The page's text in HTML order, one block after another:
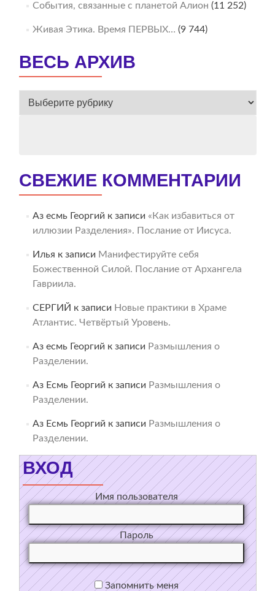
События, связанные с планетой Алион (11 252)
Живая Этика. Время ПЕРВЫХ… (9 744)
ВЕСЬ АРХИВ
ВЕСЬ
СВЕЖИЕ КОММЕНТАРИИ
Аз есмь Георгий к записи «Как избавиться от
иллюзии Разделения». Послание от Иисуса.
Илья к записи Манифестируйте себя
Божественной Силой. Послание от Архангела
Гавриила.
СЕРГИЙ к записи Новые практики в Храме
Атлантис. Четвёртый Уровень.
Аз есмь Георгий к записи Размышления о
Разделении.
Аз Есмь Георгий к записи Размышления о
Разделении.
Аз Есмь Георгий к записи Размышления о
Разделении.
ВХОД
Имя пользователя
Пароль
Запомнить меня